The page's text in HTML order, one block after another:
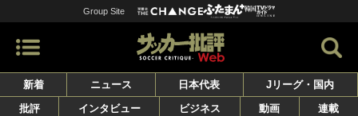
Group Site
新着 ニュース 日本代表
Jリーグ・国内
批評
インタビュー ビジネス 動画 連載